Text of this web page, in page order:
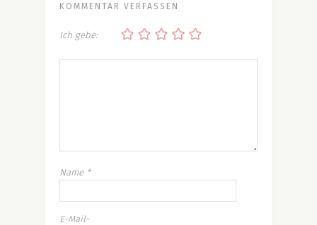
KOMMENTAR VERFASSEN
Ich gebe:
Name *
E-Mail-